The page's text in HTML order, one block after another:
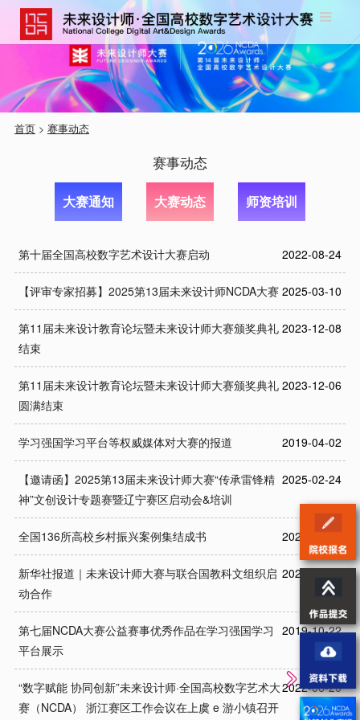
首页> 赛事动态
赛事动态
大赛通知 大赛动态 师资培训
2022-08-24
第十届全国高校数字艺术设计大赛启动
2025-03-10
【评审专家招募】2025第13届未来设计师NCDA大赛
2023-12-08
第11届未来设计教育论坛暨未来设计师大赛颁奖典礼
结束
2023-12-06
第11届未来设计教育论坛暨未来设计师大赛颁奖典礼
圆满结束
2019-04-02
学习强国学习平台等权威媒体对大赛的报道
2025-02-24
【邀请函】2025第13届未来设计师大赛“传承雷锋精
神”文创设计专题赛暨辽宁赛区启动会&培训
2023-04-13
全国136所高校乡村振兴案例集结成书
2022-04-04
新华社报道｜未来设计师大赛与联合国教科文组织启
动合作
2019-10-22
第七届NCDA大赛公益赛事优秀作品在学习强国学习
平台展示
2022-06-20
“数字赋能 协同创新”未来设计师·全国高校数字艺术大
赛（NCDA） 浙江赛区工作会议在上虞 e 游小镇召开